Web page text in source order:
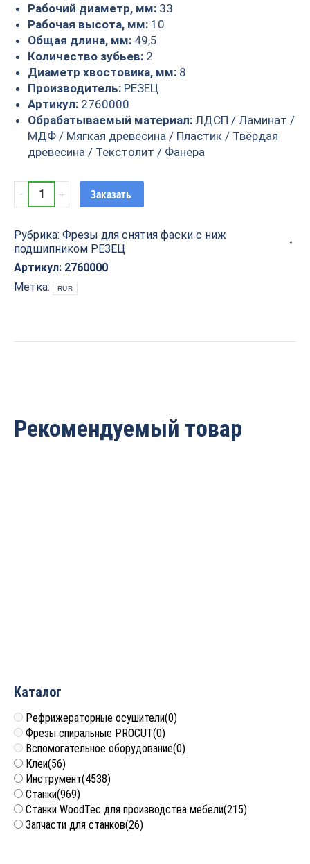
Рабочий диаметр, мм: 33
Рабочая высота, мм: 10
Общая длина, мм: 49,5
Количество зубьев: 2
Диаметр хвостовика, мм: 8
Производитель: РЕЗЕЦ
Артикул: 2760000
Обрабатываемый материал: ЛДСП / Ламинат /
МДФ / Мягкая древесина / Пластик / Твёрдая
древесина / Текстолит / Фанера
Фреза
для
фаски
с
ниж
подшипником
Заказать
Рубрика: Фрезы для снятия фаски с ниж
подшипником РЕЗЕЦ
Артикул: 2760000
Метка:
RUR
Рекомендуемый товар
Каталог
Рефрижераторные осушители(0)
Фрезы спиральные PROCUT(0)
Вспомогательное оборудование(0)
Клеи(56)
Инструмент(4538)
Станки(969)
Станки WoodTec для производства мебели(215)
Запчасти для станков(26)